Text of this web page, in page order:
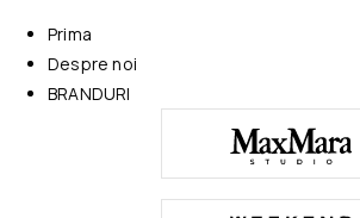
Prima
Despre noi
BRANDURI